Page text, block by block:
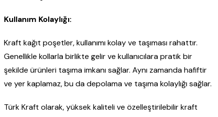
Kullanım Kolaylığı:
Kraft kağıt poşetler, kullanımı kolay ve taşıması rahattır.
Genellikle kollarla birlikte gelir ve kullanıcılara pratik bir
şekilde ürünleri taşıma imkanı sağlar. Aynı zamanda hafiftir
ve yer kaplamaz, bu da depolama ve taşıma kolaylığı sağlar.
Türk Kraft olarak, yüksek kaliteli ve özelleştirilebilir kraft